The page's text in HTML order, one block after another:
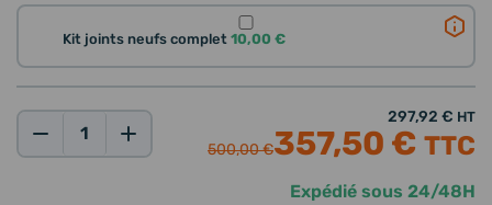
Expédié sous 24/48H
Kit joints neufs complet10,00 €
500,00 €
297,92 € HT
357,50 € TTC